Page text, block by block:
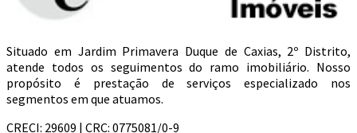
Situado em Jardim Primavera Duque de Caxias, 2º Distrito,
atende todos os seguimentos do ramo imobiliário. Nosso
propósito é prestação de serviços especializado nos
segmentos em que atuamos.
CRECI: 29609 | CRC: 0775081/0-9